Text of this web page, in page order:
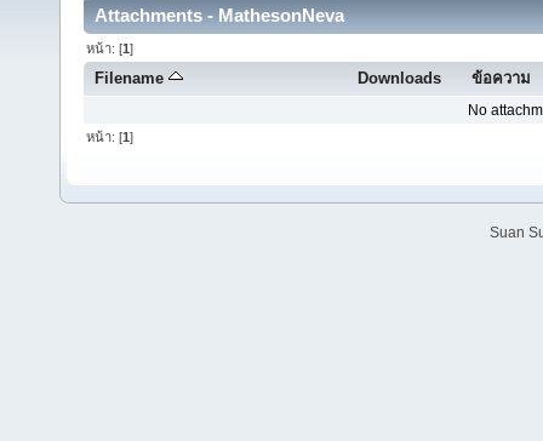
Attachments - MathesonNeva
หน้า: [1]
Filename Downloads ข้อความ
No
หน้า: [1]
Suan